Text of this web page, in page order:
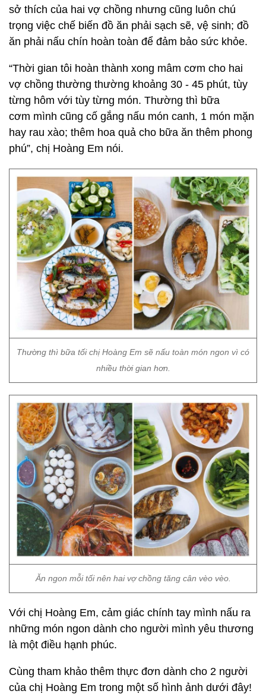
sở thích của hai vợ chồng nhưng cũng luôn chú
trọng việc chế biến đồ ăn phải sạch sẽ, vệ sinh; đồ
ăn phải nấu chín hoàn toàn để đảm bảo sức khỏe.
“Thời gian tôi hoàn thành xong mâm cơm cho hai
vợ chồng thường thường khoảng 30 - 45 phút, tùy
từng hôm với tùy từng món. Thường thì bữa
cơm mình cũng cố gắng nấu món canh, 1 món mặn
hay rau xào; thêm hoa quả cho bữa ăn thêm phong
phú”, chị Hoàng Em nói.
Thường thì bữa tối chị Hoàng Em sẽ nấu toàn món ngon vì có
nhiều thời gian hơn.
Ăn ngon mỗi tối nên hai vợ chồng tăng cân vèo vèo.
Với chị Hoàng Em, cảm giác chính tay mình nấu ra
những món ngon dành cho người mình yêu thương
là một điều hạnh phúc.
Cùng tham khảo thêm thực đơn dành cho 2 người
của chị Hoàng Em trong một số hình ảnh dưới đây!